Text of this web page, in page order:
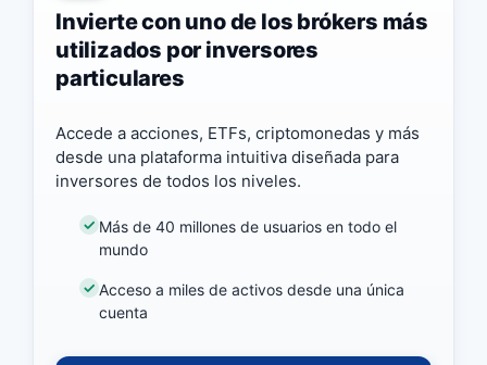
Invierte con uno de los brókers más
utilizados por inversores
particulares
Accede a acciones, ETFs, criptomonedas y más
desde una plataforma intuitiva diseñada para
inversores de todos los niveles.
Más de 40 millones de usuarios en todo el
mundo
Acceso a miles de activos desde una única
cuenta